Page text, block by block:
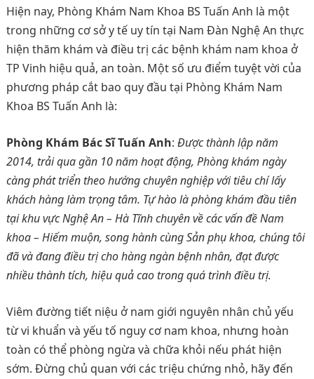
Hiện nay, Phòng Khám Nam Khoa BS Tuấn Anh là một
trong những cơ sở y tế uy tín tại Nam Đàn Nghệ An thực
hiện thăm khám và điều trị các bệnh khám nam khoa ở
TP Vinh hiệu quả, an toàn. Một số ưu điểm tuyệt vời của
phương pháp cắt bao quy đầu tại Phòng Khám Nam
Khoa BS Tuấn Anh là:
Phòng Khám Bác Sĩ Tuấn Anh: Được thành lập năm
2014, trải qua gần 10 năm hoạt động, Phòng khám ngày
càng phát triển theo hướng chuyên nghiệp với tiêu chí lấy
khách hàng làm trọng tâm. Tự hào là phòng khám đầu tiên
tại khu vực Nghệ An – Hà Tĩnh chuyên về các vấn đề Nam
khoa – Hiếm muộn, song hành cùng Sản phụ khoa, chúng tôi
đã và đang điều trị cho hàng ngàn bệnh nhân, đạt được
nhiều thành tích, hiệu quả cao trong quá trình điều trị.
Viêm đường tiết niệu ở nam giới nguyên nhân chủ yếu
từ vi khuẩn và yếu tố nguy cơ nam khoa, nhưng hoàn
toàn có thể phòng ngừa và chữa khỏi nếu phát hiện
sớm. Đừng chủ quan với các triệu chứng nhỏ, hãy đến